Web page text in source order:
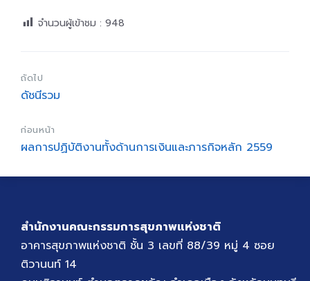
จำนวนผู้เข้าชม : 948
ถัดไป
ดัชนีรวม
ก่อนหน้า
ผลการปฏิบัติงานทั้งด้านการเงินและภารกิจหลัก 2559
สำนักงานคณะกรรมการสุขภาพแห่งชาติ
อาคารสุขภาพแห่งชาติ ชั้น 3 เลขที่ 88/39 หมู่ 4 ซอย
ติวานนท์ 14